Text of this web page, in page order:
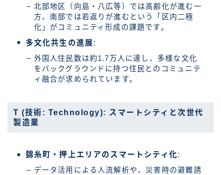
北部地区（向島・八広等）では高齢化が進む一
方、南部では若返りが進むという「区内二極
化」がコミュニティ形成の課題です。
多文化共生の進展:
外国人住民数は約1.7万人に達し、多様な文化
をバックグラウンドに持つ住民とのコミュニテ
ィ融合が求められています。
T (技術: Technology): スマートシティと次世代
製造業
錦糸町・押上エリアのスマートシティ化:
データ活用による人流解析や、災害時の避難誘